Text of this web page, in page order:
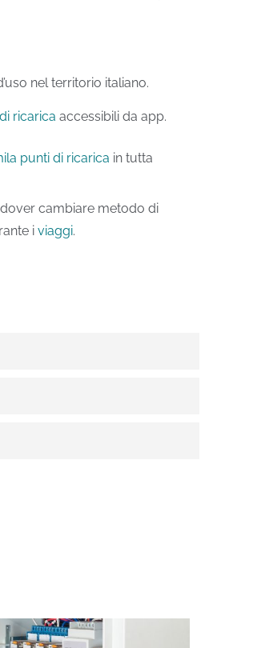
nel territorio italiano.
ricarica accessibili da app.
punti di ricarica in tutta
cambiare metodo di
i viaggi.